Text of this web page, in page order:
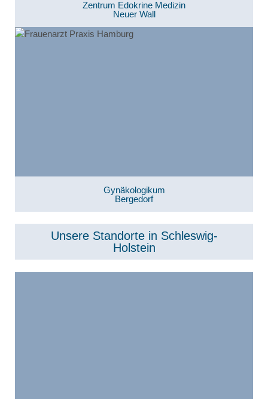
Zentrum Edokrine Medizin
Neuer Wall
Gynäkologikum
Bergedorf
Unsere Standorte in Schleswig-
Holstein